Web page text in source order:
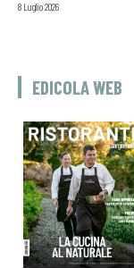
8 Luglio 2026
EDICOLA WEB